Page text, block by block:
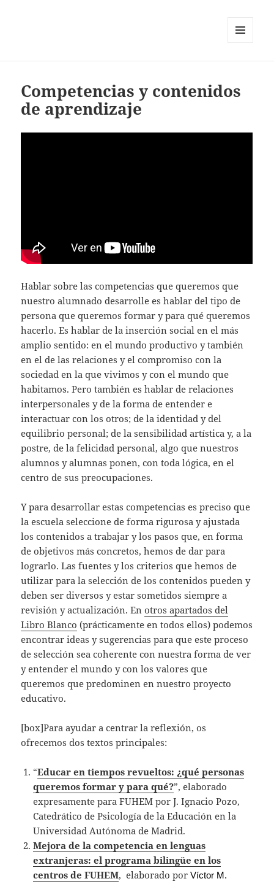
Competencias y contenidos
de aprendizaje
Hablar sobre las competencias que queremos que
nuestro alumnado desarrolle es hablar del tipo de
persona que queremos formar y para qué queremos
hacerlo. Es hablar de la inserción social en el más
amplio sentido: en el mundo productivo y también
en el de las relaciones y el compromiso con la
sociedad en la que vivimos y con el mundo que
habitamos. Pero también es hablar de relaciones
interpersonales y de la forma de entender e
interactuar con los otros; de la identidad y del
equilibrio personal; de la sensibilidad artística y, a la
postre, de la felicidad personal, algo que nuestros
alumnos y alumnas ponen, con toda lógica, en el
centro de sus preocupaciones.
Y para desarrollar estas competencias es preciso que
la escuela seleccione de forma rigurosa y ajustada
los contenidos a trabajar y los pasos que, en forma
de objetivos más concretos, hemos de dar para
lograrlo. Las fuentes y los criterios que hemos de
utilizar para la selección de los contenidos pueden y
deben ser diversos y estar sometidos siempre a
revisión y actualización. Enotros apartados del
Libro Blanco (prácticamente en todos ellos) podemos
encontrar ideas y sugerencias para que este proceso
de selección sea coherente con nuestra forma de ver
y entender el mundo y con los valores que
queremos que predominen en nuestro proyecto
educativo.
[box]Para ayudar a centrar la reflexión, os
ofrecemos dos textos principales:
“Educar en tiempos revueltos: ¿qué personas
queremos formar y para qué?”, elaborado
expresamente para FUHEM por J. Ignacio Pozo,
Catedrático de Psicología de la Educación en la
Universidad Autónoma de Madrid.
Mejora de la competencia en lenguas
extranjeras: el programa bilingüe en los
centros de FUHEM, elaborado porVíctor M.